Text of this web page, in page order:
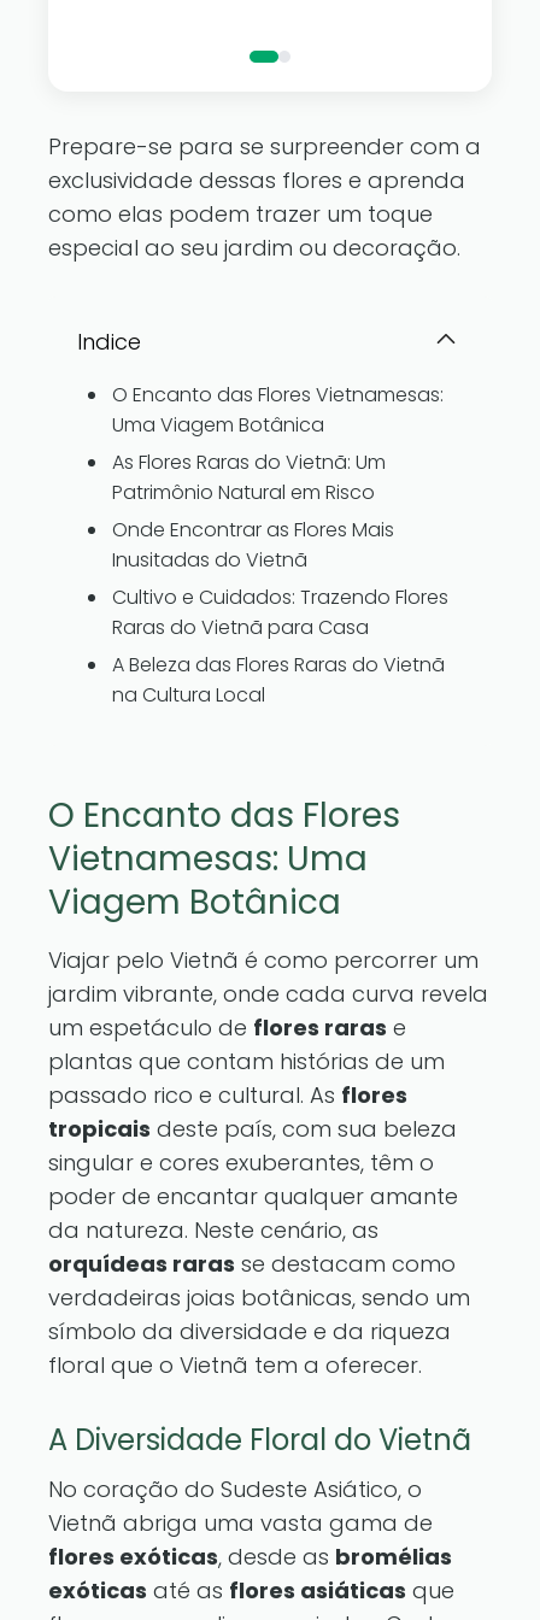
Prepare-se para se surpreender com a
exclusividade dessas flores e aprenda
como elas podem trazer um toque
especial ao seu jardim ou decoração.
Indice
O Encanto das Flores Vietnamesas:
Uma Viagem Botânica
As Flores Raras do Vietnã: Um
Patrimônio Natural em Risco
Onde Encontrar as Flores Mais
Inusitadas do Vietnã
Cultivo e Cuidados: Trazendo Flores
Raras do Vietnã para Casa
A Beleza das Flores Raras do Vietnã
na Cultura Local
O Encanto das Flores
Vietnamesas: Uma
Viagem Botânica
Viajar pelo Vietnã é como percorrer um
jardim vibrante, onde cada curva revela
um espetáculo de flores raras e
plantas que contam histórias de um
passado rico e cultural. As flores
tropicais deste país, com sua beleza
singular e cores exuberantes, têm o
poder de encantar qualquer amante
da natureza. Neste cenário, as
orquídeas raras se destacam como
verdadeiras joias botânicas, sendo um
símbolo da diversidade e da riqueza
floral que o Vietnã tem a oferecer.
A Diversidade Floral do Vietnã
No coração do Sudeste Asiático, o
Vietnã abriga uma vasta gama de
flores exóticas, desde as bromélias
exóticas até as flores asiáticas que